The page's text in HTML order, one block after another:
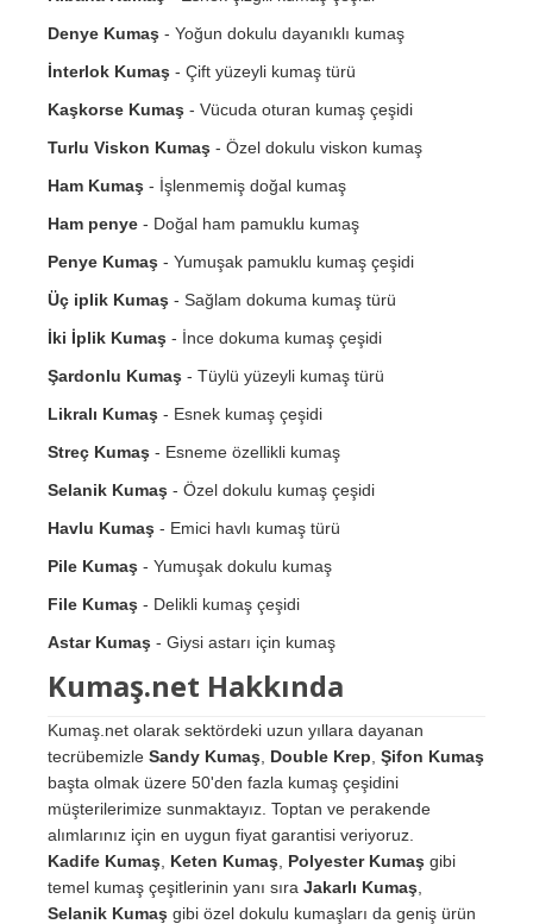
Denye Kumaş - Yoğun dokulu dayanıklı kumaş
İnterlok Kumaş - Çift yüzeyli kumaş türü
Kaşkorse Kumaş - Vücuda oturan kumaş çeşidi
Turlu Viskon Kumaş - Özel dokulu viskon kumaş
Ham Kumaş - İşlenmemiş doğal kumaş
Ham penye - Doğal ham pamuklu kumaş
Penye Kumaş - Yumuşak pamuklu kumaş çeşidi
Üç iplik Kumaş - Sağlam dokuma kumaş türü
İki İplik Kumaş - İnce dokuma kumaş çeşidi
Şardonlu Kumaş - Tüylü yüzeyli kumaş türü
Likralı Kumaş - Esnek kumaş çeşidi
Streç Kumaş - Esneme özellikli kumaş
Selanik Kumaş - Özel dokulu kumaş çeşidi
Havlu Kumaş - Emici havlı kumaş türü
Pile Kumaş - Yumuşak dokulu kumaş
File Kumaş - Delikli kumaş çeşidi
Astar Kumaş - Giysi astarı için kumaş
Kumaş.net Hakkında
Kumaş.net olarak sektördeki uzun yıllara dayanan
tecrübemizleSandy Kumaş Double Krep ,Şifon Kumaş
başta olmak üzere 50'den fazla kumaş çeşidini
müşterilerimize sunmaktayız. Toptan ve perakende
alımlarınız için en uygun fiyat garantisi veriyoruz.
Kadife Kumaş
Keten Kumaş Polyester Kumaş gibi
temel kumaş çeşitlerinin yanı sıraJakarlı Kumaş
Selanik Kumaş gibi özel dokulu kumaşları da geniş ürün